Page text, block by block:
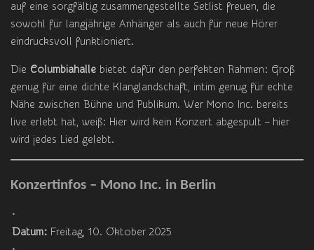
auf eine sorgfältig zusammengestellte Setlist freuen, die
sowohl für langjährige Anhänger als auch für neue Hörer
eindrucksvoll funktioniert.
Die Columbiahalle bietet dafür den perfekten Rahmen: Groß
genug für eine dichte Klanglandschaft, intim genug für echte
Nähe zwischen Bühne und Publikum. Wer Mono Inc. bereits
live erlebt hat, weiß: Hier wird kein Konzert abgespult – hier
wird jedes Lied gelebt.
Konzertinfos – Mono Inc. in Berlin
Datum:Freitag, 10. Oktober 2025